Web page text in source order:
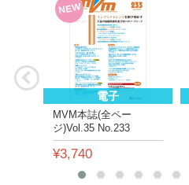
NEW
電子
MVM本誌(全ペー
ジ)Vol.35 No.233
¥3,740